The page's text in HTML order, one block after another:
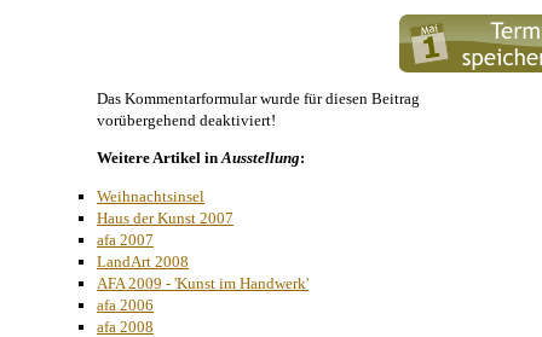
Das Kommentarformular wurde für diesen Beitrag
vorübergehend deaktiviert!
Weitere Artikel inAusstellung:
Weihnachtsinsel
Haus der Kunst 2007
afa 2007
LandArt 2008
AFA 2009 - 'Kunst im Handwerk'
afa 2006
afa 2008